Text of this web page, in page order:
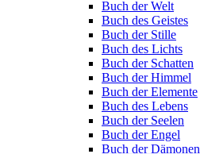
Buch der Welt
Buch des Geistes
Buch der Stille
Buch des Lichts
Buch der Schatten
Buch der Himmel
Buch der Elemente
Buch des Lebens
Buch der Seelen
Buch der Engel
Buch der Dämonen